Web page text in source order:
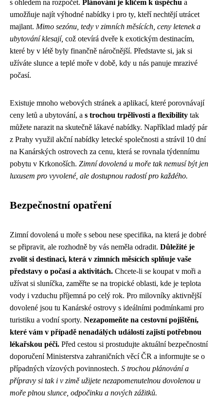
s ohledem na rozpočet. Plánování je klíčem k úspěchu a
umožňuje najít výhodné nabídky i pro ty, kteří nechtějí utrácet
majlant. Mimo sezónu, tedy v zimních měsících, ceny letenek a
ubytování klesají, což otevírá dveře k exotickým destinacím,
které by v létě byly finančně náročnější. Představte si, jak si
užíváte slunce a teplé moře v době, kdy u nás panuje mrazivé
počasí.
Existuje mnoho webových stránek a aplikací, které porovnávají
ceny letů a ubytování, a s trochou trpělivosti a flexibility tak
můžete narazit na skutečně lákavé nabídky. Například mladý pár
z Prahy využil akční nabídky letecké společnosti a strávil 10 dní
na Kanárských ostrovech za cenu, která se rovnala týdennímu
pobytu v Krkonoších. Zimní dovolená u moře tak nemusí být jen
luxusem pro vyvolené, ale dostupnou radostí pro každého.
Bezpečnostní opatření
Zimní dovolená u moře s sebou nese specifika, na která je dobré
se připravit, ale rozhodně by vás neměla odradit. Důležité je
zvolit si destinaci, která v zimních měsících splňuje vaše
představy o počasí a aktivitách. Chcete-li se koupat v moři a
užívat si sluníčka, zaměřte se na tropické oblasti, kde je teplota
vody i vzduchu příjemná po celý rok. Pro milovníky aktivnější
dovolené jsou tu Kanárské ostrovy s ideálními podmínkami pro
turistiku a vodní sporty. Nezapomeňte na cestovní pojištění,
které vám v případě nenadálých událostí zajistí potřebnou
lékařskou péči. Před cestou si prostudujte aktuální bezpečnostní
doporučení Ministerstva zahraničních věcí ČR a informujte se o
případných vízových povinnostech. S trochou plánování a
přípravy si tak i v zimě užijete nezapomenutelnou dovolenou u
moře plnou slunce, odpočinku a nových zážitků.